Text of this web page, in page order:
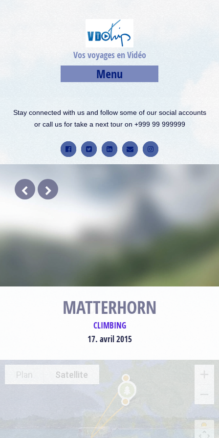
Vos voyages en Vidéo
Menu
Stay connected with us and follow some of our social accounts
or call us for take a next tour on +999 99 999999
MATTERHORN
CLIMBING
17. avril 2015
Plan Satellite